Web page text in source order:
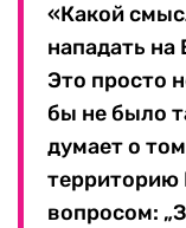
«Какой
нападать на
Это просто
бы не было
думает о
территорию
вопросом: